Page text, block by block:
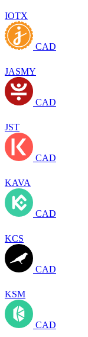
IOTX
CAD
JASMY
CAD
JST
CAD
KAVA
CAD
KCS
CAD
KSM
CAD